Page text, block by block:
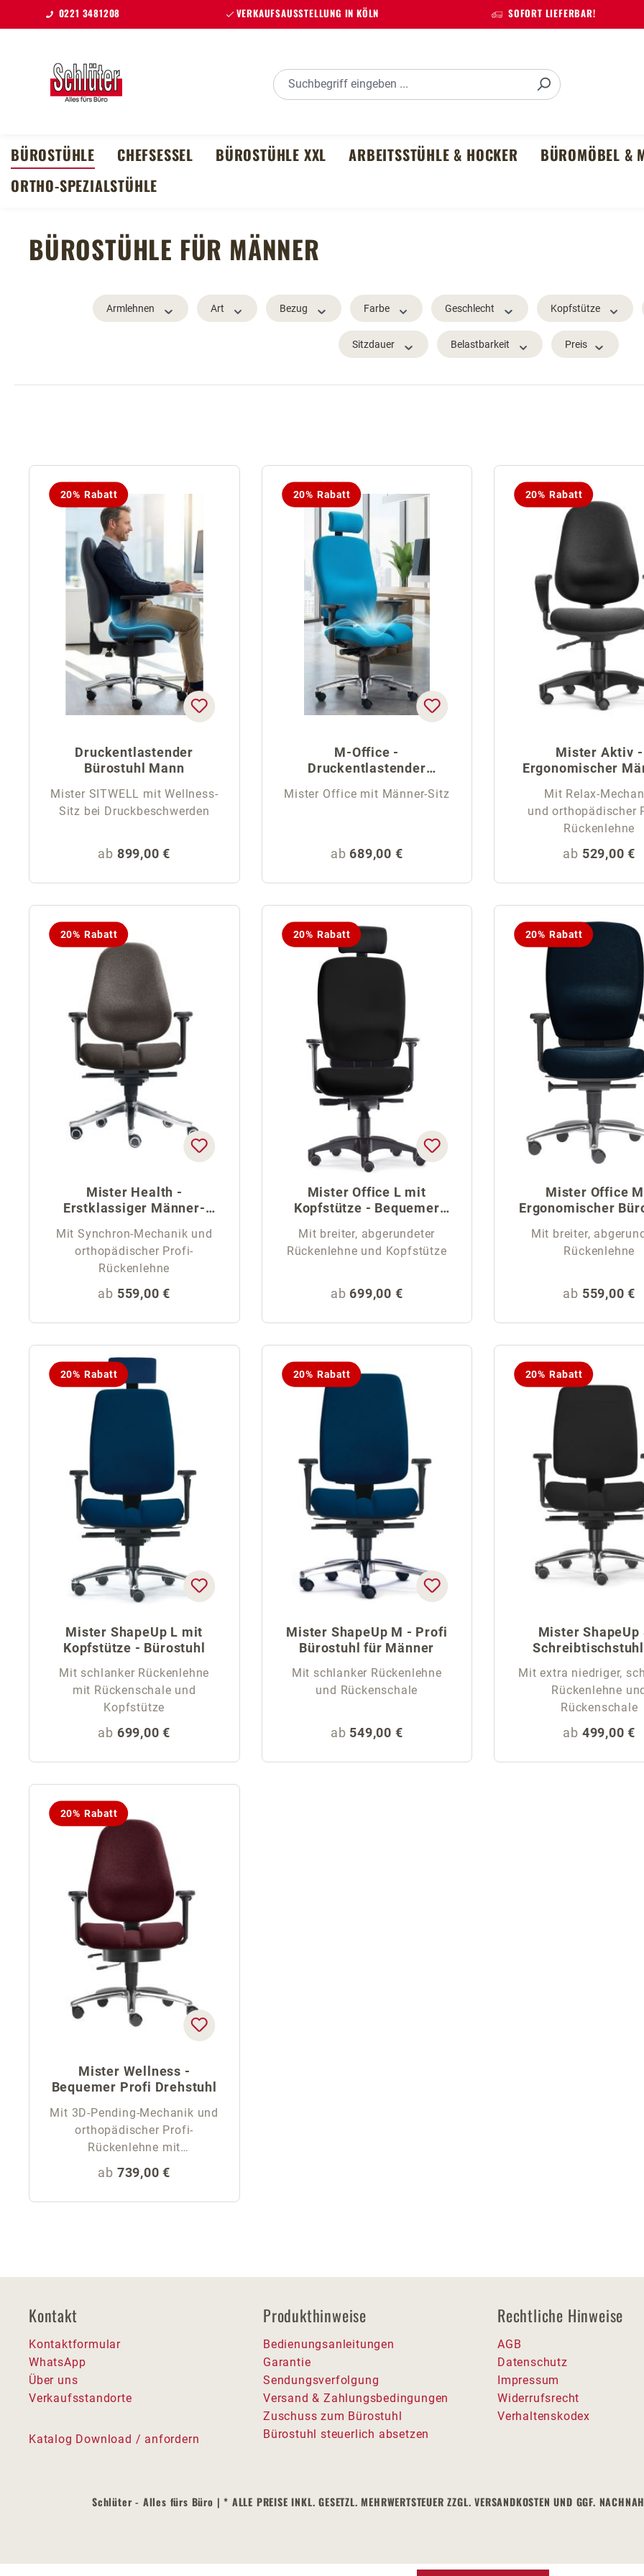
Hauptinhalt springen
Zur Suche springen
Zur Hauptnavigation springen
0221 3481208 VERKAUFSAUSSTELLUNG IN KÖLN SOFORT LIEFERBAR!
BÜROSTÜHLE CHEFSESSEL BÜROSTÜHLE XXL ARBEITSSTÜHLE & HOCKER BÜROMÖBEL &
ORTHO-SPEZIALSTÜHLE
BÜROSTÜHLE FÜR MÄNNER
Armlehnen Art Bezug Farbe Geschlecht Kopfstütze
Sitzdauer Belastbarkeit Preis
20% Rabatt
Druckentlastender
Bürostuhl Mann
Mister SITWELL mit Wellness-
Sitz bei Druckbeschwerden
Regulärer Preis:
ab 899,00 €
20% Rabatt
M-Office -
Druckentlastender
Mister Office mit Männer-Sitz
Regulärer Preis:
ab 689,00 €
20% Rabatt
Mister Aktiv -
Ergonomischer
Mit Relax-
und orthopädischer
Rückenlehne
Regulärer
ab 529,00 €
20% Rabatt
Mister Health -
Erstklassiger Männer-
Mit Synchron-Mechanik und
orthopädischer Profi-
Rückenlehne
Regulärer Preis:
ab 559,00 €
20% Rabatt
Mister Office L mit
Kopfstütze - Bequemer
Mit breiter, abgerundeter
Rückenlehne und Kopfstütze
Regulärer Preis:
ab 699,00 €
20% Rabatt
Mister Office
Ergonomischer
Mit breiter,
Rückenlehne
Regulärer
ab 559,00 €
20% Rabatt
Mister ShapeUp L mit
Kopfstütze - Bürostuhl
Mit schlanker Rückenlehne
mit Rückenschale und
Kopfstütze
Regulärer Preis:
ab 699,00 €
20% Rabatt
Mister ShapeUp M - Profi
Bürostuhl für Männer
Mit schlanker Rückenlehne
und Rückenschale
Regulärer Preis:
ab 549,00 €
20% Rabatt
Mister ShapeUp
Mit extra niedriger,
Rückenlehne und
Rückenschale
Regulärer
ab 499,00 €
20% Rabatt
Mister Wellness -
Bequemer Profi Drehstuhl
Mit 3D-Pending-Mechanik und
orthopädischer Profi-
Rückenlehne mit
Rückenschale
Regulärer Preis:
ab 739,00 €
Kontakt
Kontaktformular
WhatsApp
Über uns
Verkaufsstandorte
Katalog Download / anfordern
Produkthinweise
Bedienungsanleitungen
Garantie
Sendungsverfolgung
Versand & Zahlungsbedingungen
Zuschuss zum Bürostuhl
Bürostuhl steuerlich absetzen
Rechtliche Hinweise
AGB
Datenschutz
Impressum
Widerrufsrecht
Verhaltenskodex
Schlüter - Alles fürs Büro | * ALLE PREISE INKL. GESETZL. MEHRWERTSTEUER ZZGL. VERSANDKOSTEN UND GGF.